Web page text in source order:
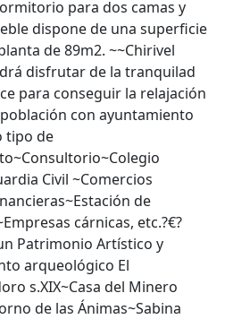
para dos camas y
dispone de una superficie
de 89m2. ~~Chirivel
disfrutar de la tranquilad
para conseguir la relajación
con ayuntamiento
tipo de
Civil ~Comercios
de
cárnicas, etc.?€?
Patrimonio Artístico y
arqueológico El
s.XIX~Casa del Minero
de las Ánimas~Sabina